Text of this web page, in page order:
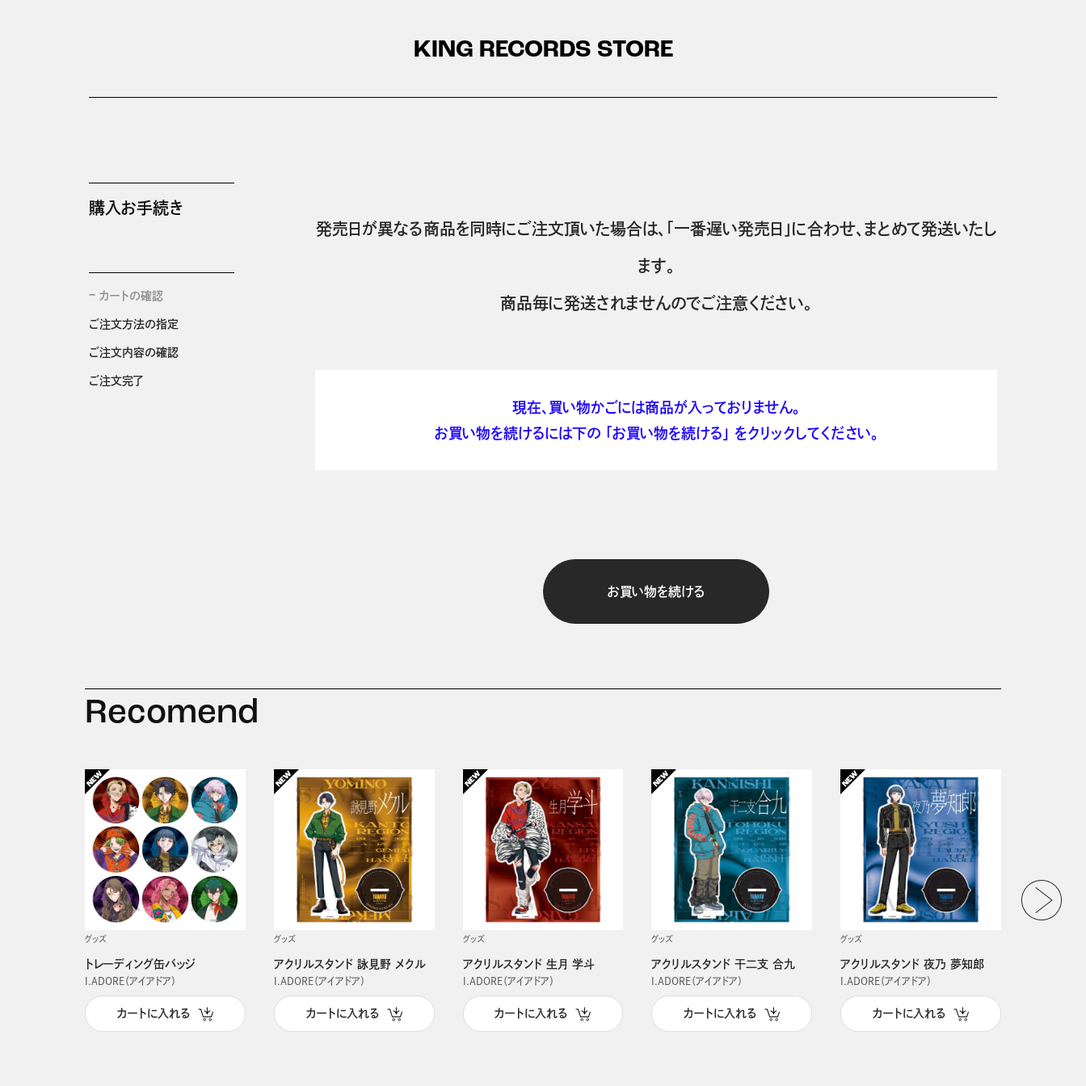
KING RECORDS STORE
購入お手続き
カートの確認
ご注文方法の指定
ご注文内容の確認
ご注文完了
発売日が異なる商品を同時にご注文頂いた場合は、「一番遅い発売日」に合わせ、まとめて発送いたし
ます。
商品毎に発送されませんのでご注意ください。
現在、買い物かごには商品が入っておりません。
お買い物を続けるには下の 「お買い物を続ける」 をクリックしてください。
お買い物を続ける
Recomend
グッズ
トレーディング缶バッジ
I.ADORE（アイアドア）
カートに入れる
グッズ
アクリルスタンド 詠見野 メクル
I.ADORE（アイアドア）
カートに入れる
グッズ
アクリルスタンド 生月 学斗
I.ADORE（アイアドア）
カートに入れる
グッズ
アクリルスタンド 干二支 合九
I.ADORE（アイアドア）
カートに入れる
グッズ
アクリルスタンド 夜乃 夢知郎
I.ADORE（アイアドア）
カートに入れる